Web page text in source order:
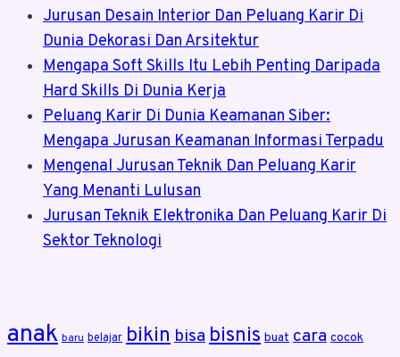
Jurusan Desain Interior Dan Peluang Karir Di
Dunia Dekorasi Dan Arsitektur
Mengapa Soft Skills Itu Lebih Penting Daripada
Hard Skills Di Dunia Kerja
Peluang Karir Di Dunia Keamanan Siber:
Mengapa Jurusan Keamanan Informasi Terpadu
Mengenal Jurusan Teknik Dan Peluang Karir
Yang Menanti Lulusan
Jurusan Teknik Elektronika Dan Peluang Karir Di
Sektor Teknologi
anak baru belajar bikinbisabisnis buat cara cocok